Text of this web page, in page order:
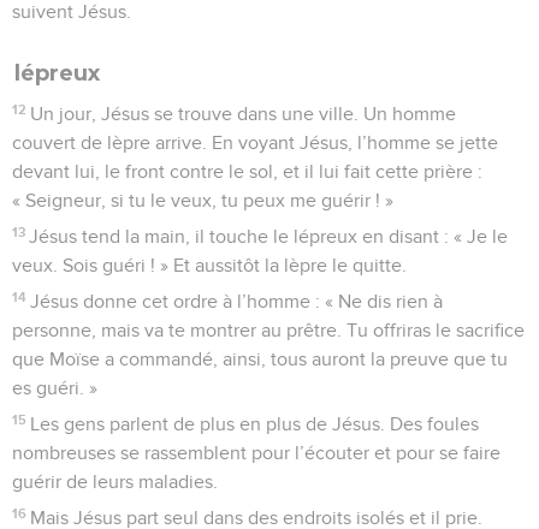
suivent Jésus.
lépreux
12 Un jour, Jésus se trouve dans une ville. Un homme
couvert de lèpre arrive. En voyant Jésus, l’homme se jette
devant lui, le front contre le sol, et il lui fait cette prière :
« Seigneur, si tu le veux, tu peux me guérir ! »
13 Jésus tend la main, il touche le lépreux en disant : « Je le
veux. Sois guéri ! » Et aussitôt la lèpre le quitte.
14 Jésus donne cet ordre à l’homme : « Ne dis rien à
personne, mais va te montrer au prêtre. Tu offriras le sacrifice
que Moïse a commandé, ainsi, tous auront la preuve que tu
es guéri. »
15 Les gens parlent de plus en plus de Jésus. Des foules
nombreuses se rassemblent pour l’écouter et pour se faire
guérir de leurs maladies.
16 Mais Jésus part seul dans des endroits isolés et il prie.